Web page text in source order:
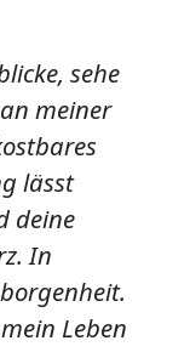
sehe
meiner
lässt
deine
In
Leben